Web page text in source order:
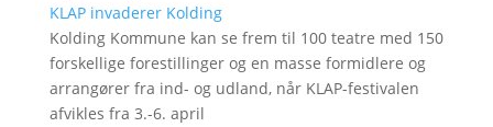
KLAP invaderer Kolding
Kolding Kommune kan se frem til 100 teatre med 150
forskellige forestillinger og en masse formidlere og
arrangører fra ind- og udland, når KLAP-festivalen
afvikles fra 3.-6. april